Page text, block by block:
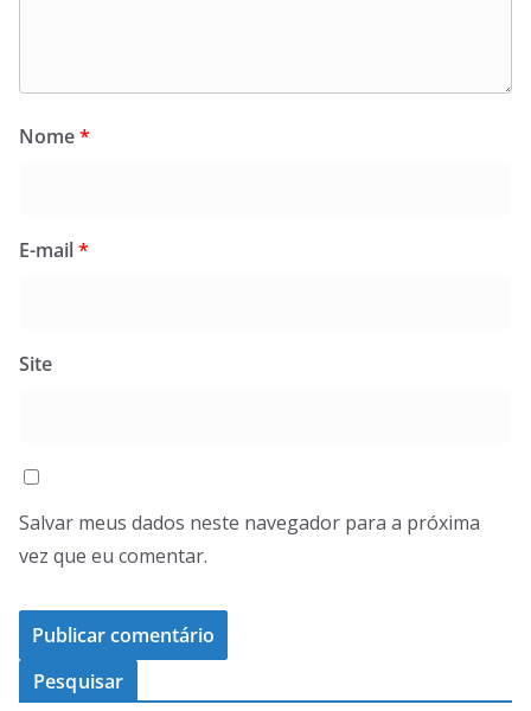
Nome*
E-mail*
Site
Salvar meus dados neste navegador para a próxima
vez que eu comentar.
Pesquisar